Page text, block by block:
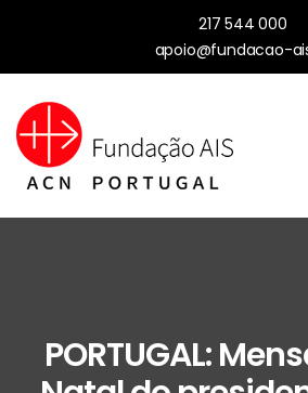
217 544 000
apoio@fundacao-
PORTUGAL: